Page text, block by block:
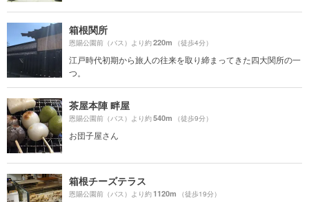
箱根関所
恩賜公園前（バス）より約220m （徒歩4分）
江戸時代初期から旅人の往来を取り締まってきた四大関所の一
つ。
茶屋本陣 畔屋
恩賜公園前（バス）より約540m （徒歩9分）
お団子屋さん
箱根チーズテラス
恩賜公園前（バス）より約1120m （徒歩19分）